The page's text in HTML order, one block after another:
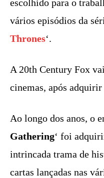
escolhido para o
vários episódios da
Thrones‘.
A 20th Century Fox
cinemas, após
Ao longo dos anos, o
Gathering‘ foi
intrincada trama de
cartas lançadas nas